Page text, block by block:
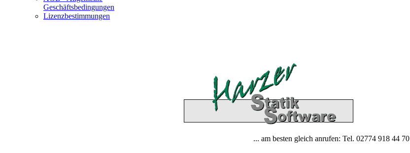
Geschäftsbedingungen
Lizenzbestimmungen
... am besten gleich anrufen: Tel. 02774 918 44 70